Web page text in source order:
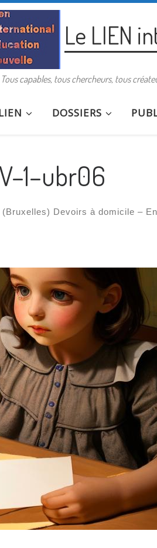
Le LIEN
Tous capables, tous chercheurs, tous
DOSSIERS
(Bruxelles) Devoirs à domicile –